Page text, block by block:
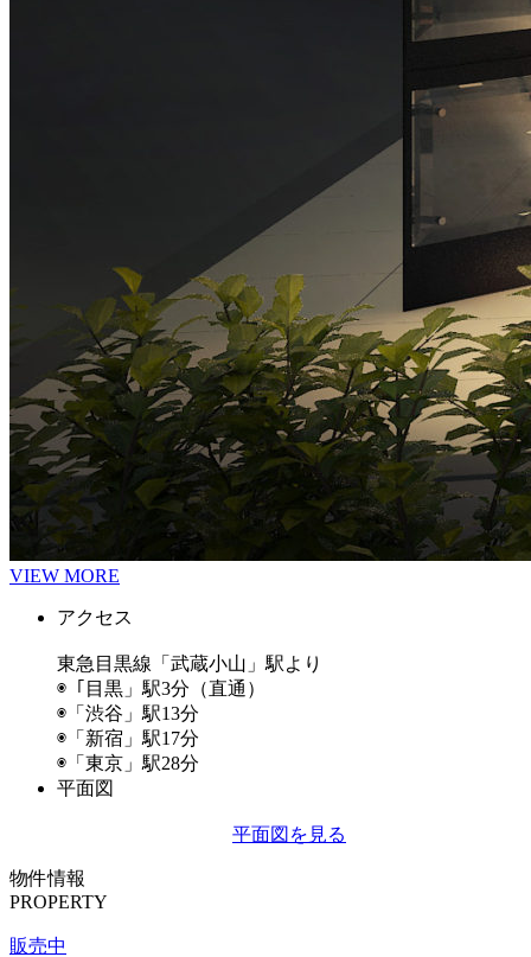
VIEW MORE
アクセス
東急目黒線「武蔵小山」駅より
◉「目黒」駅3分（直通）
◉「渋谷」駅13分
◉「新宿」駅17分
◉「東京」駅28分
平面図
平面図を見る
物件情報
PROPERTY
販売中